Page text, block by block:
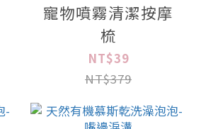
寵物噴霧清潔按摩
梳
NT$39
NT$379